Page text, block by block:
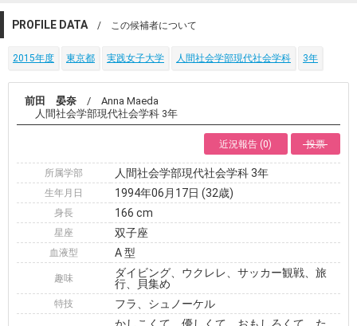
PROFILE DATA/ この候補者について
2015年度 東京都 実践女子大学 人間社会学部現代社会学科 3年
前田 晏奈 / Anna Maeda
人間社会学部現代社会学科 3年
近況報告 (0) 投票
所属学部 人間社会学部現代社会学科 3年
生年月日 1994年06月17日 (32歳)
身長 166 cm
星座 双子座
血液型 A 型
趣味
ダイビング、ウクレレ、サッカー観戦、旅
行、貝集め
特技 フラ、シュノーケル
かしこくて、優しくて、おもしろくて、た